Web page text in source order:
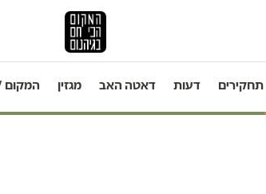
תחקירים דעות דאטה האב מגזין המקום TV